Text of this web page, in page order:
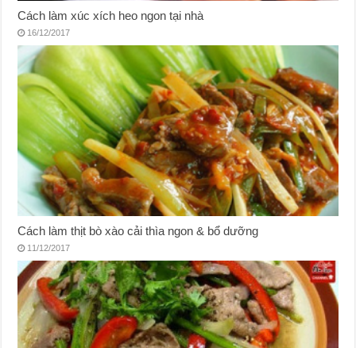
Cách làm xúc xích heo ngon tại nhà
16/12/2017
Cách làm thịt bò xào cải thìa ngon & bổ dưỡng
11/12/2017